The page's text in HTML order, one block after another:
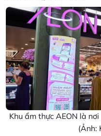
Khu ẩm thực AEON là
(Ảnh: